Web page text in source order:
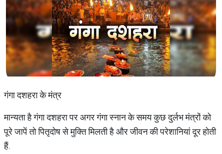
गंगा दशहरा के मंत्र
मान्यता है गंगा दशहरा पर अगर गंगा स्नान के समय कुछ दुर्लभ मंत्रों को
पूरे जापें तो पितृदोष से मुक्ति मिलती है और जीवन की परेशानियां दूर होती
हैं.